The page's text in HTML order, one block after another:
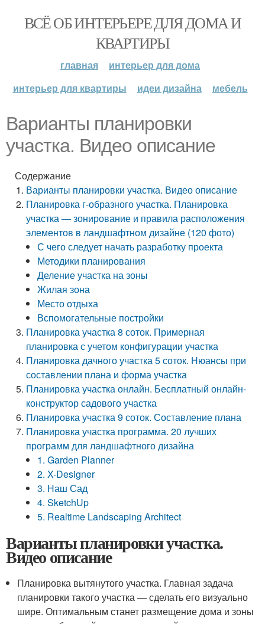
ВСЁ ОБ ИНТЕРЬЕРЕ ДЛЯ ДОМА И
КВАРТИРЫ
главная
интерьер для дома
интерьер для квартиры
идеи дизайна мебель
Варианты планировки
участка. Видео описание
Содержание
Варианты планировки участка. Видео описание
Планировка г-образного участка. Планировка
участка — зонирование и правила расположения
элементов в ландшафтном дизайне (120 фото)
С чего следует начать разработку проекта
Методики планирования
Деление участка на зоны
Жилая зона
Место отдыха
Вспомогательные постройки
Планировка участка 8 соток. Примерная
планировка с учетом конфигурации участка
Планировка дачного участка 5 соток. Нюансы при
составлении плана и форма участка
Планировка участка онлайн. Бесплатный онлайн-
конструктор садового участка
Планировка участка 9 соток. Составление плана
Планировка участка программа. 20 лучших
программ для ландшафтного дизайна
1. Garden Planner
2. X-Designer
3. Наш Сад
4. SketchUp
5. Realtime Landscaping Architect
Варианты планировки участка.
Видео описание
Планировка вытянутого участка. Главная задача
планировки такого участка — сделать его визуально
шире. Оптимальным станет размещение дома и зоны